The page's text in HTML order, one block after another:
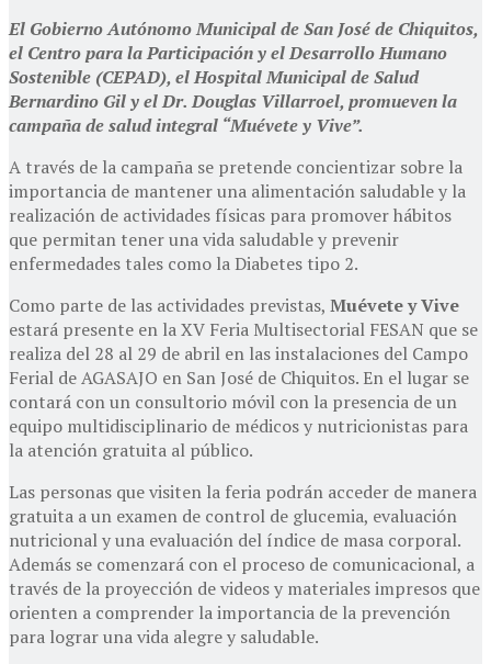
El Gobierno Autónomo Municipal de San José de Chiquitos,
el Centro para la Participación y el Desarrollo Humano
Sostenible (CEPAD), el Hospital Municipal de Salud
Bernardino Gil y el Dr. Douglas Villarroel, promueven la
campaña de salud integral “Muévete y Vive”.
A través de la campaña se pretende concientizar sobre la
importancia de mantener una alimentación saludable y la
realización de actividades físicas para promover hábitos
que permitan tener una vida saludable y prevenir
enfermedades tales como la Diabetes tipo 2.
Como parte de las actividades previstas, Muévete y Vive
estará presente en la XV Feria Multisectorial FESAN que se
realiza del 28 al 29 de abril en las instalaciones del Campo
Ferial de AGASAJO en San José de Chiquitos. En el lugar se
contará con un consultorio móvil con la presencia de un
equipo multidisciplinario de médicos y nutricionistas para
la atención gratuita al público.
Las personas que visiten la feria podrán acceder de manera
gratuita a un examen de control de glucemia, evaluación
nutricional y una evaluación del índice de masa corporal.
Además se comenzará con el proceso de comunicacional, a
través de la proyección de videos y materiales impresos que
orienten a comprender la importancia de la prevención
para lograr una vida alegre y saludable.